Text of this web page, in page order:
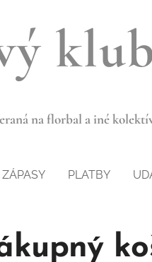
na florbal a iné
ZÁPASY PLATBY